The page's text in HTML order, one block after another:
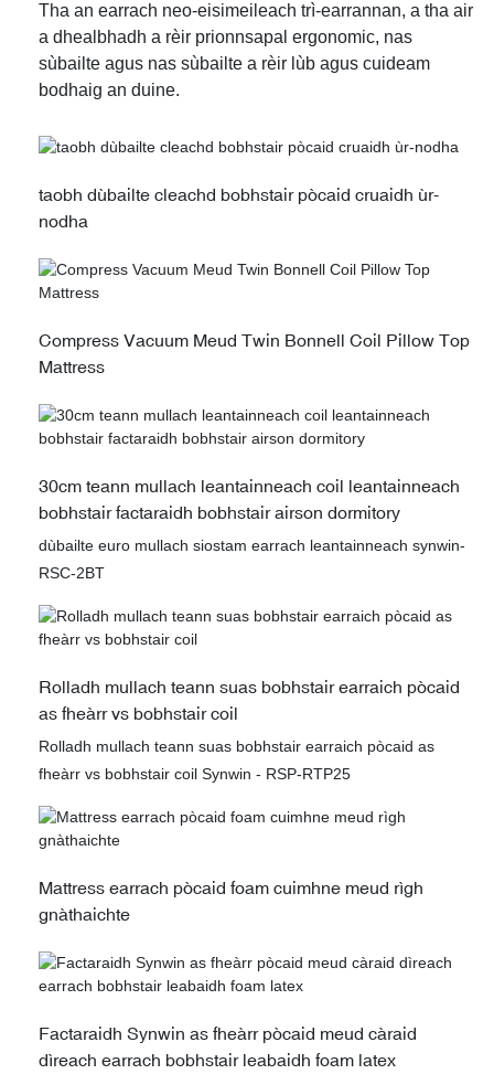
Tha an earrach neo-eisimeileach trì-earrannan, a tha air
a dhealbhadh a rèir prionnsapal ergonomic, nas
sùbailte agus nas sùbailte a rèir lùb agus cuideam
bodhaig an duine.
taobh dùbailte cleachd bobhstair pòcaid cruaidh ùr-
nodha
Compress Vacuum Meud Twin Bonnell Coil Pillow Top
Mattress
30cm teann mullach leantainneach coil leantainneach
bobhstair factaraidh bobhstair airson dormitory
dùbailte euro mullach siostam earrach leantainneach synwin-
RSC-2BT
Rolladh mullach teann suas bobhstair earraich pòcaid
as fheàrr vs bobhstair coil
Rolladh mullach teann suas bobhstair earraich pòcaid as
fheàrr vs bobhstair coil Synwin - RSP-RTP25
Mattress earrach pòcaid foam cuimhne meud rìgh
gnàthaichte
Factaraidh Synwin as fheàrr pòcaid meud càraid
dìreach earrach bobhstair leabaidh foam latex